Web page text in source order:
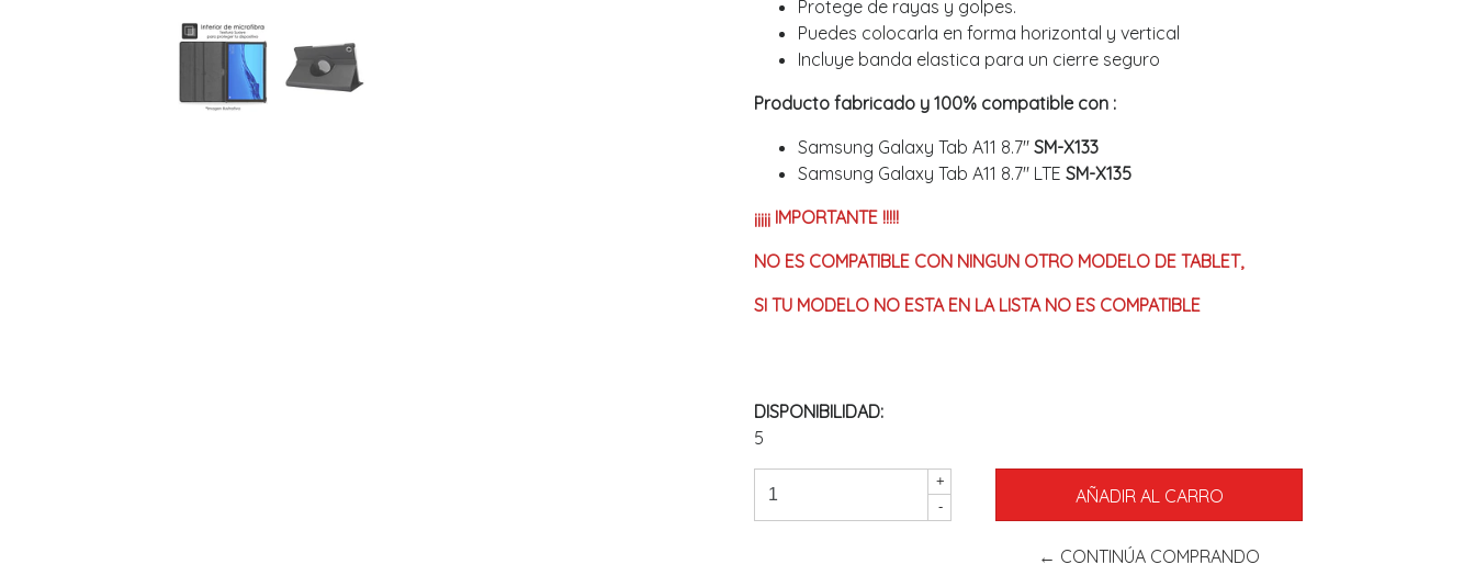
Protege de rayas y golpes.
Puedes colocarla en forma horizontal y vertical
Incluye banda elastica para un cierre seguro
Producto fabricado y 100% compatible con :
Samsung Galaxy Tab A11 8.7" SM-X133
Samsung Galaxy Tab A11 8.7" LTE SM-X135
¡¡¡¡¡ IMPORTANTE !!!!!
NO ES COMPATIBLE CON NINGUN OTRO MODELO DE TABLET,
SI TU MODELO NO ESTA EN LA LISTA NO ES COMPATIBLE
DISPONIBILIDAD:
5
+
-
← CONTINÚA COMPRANDO